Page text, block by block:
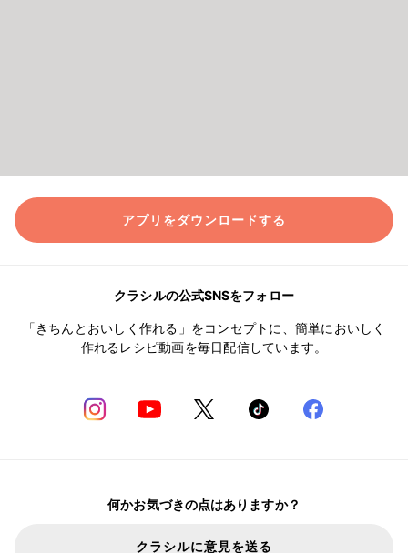
アプリをダウンロードする
クラシルの公式SNSをフォロー
「きちんとおいしく作れる」をコンセプトに、簡単においしく
作れるレシピ動画を毎日配信しています。
何かお気づきの点はありますか？
クラシルに意見を送る